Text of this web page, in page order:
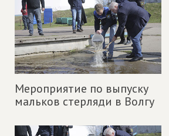
Мероприятие по выпуску
мальков стерляди в Волгу